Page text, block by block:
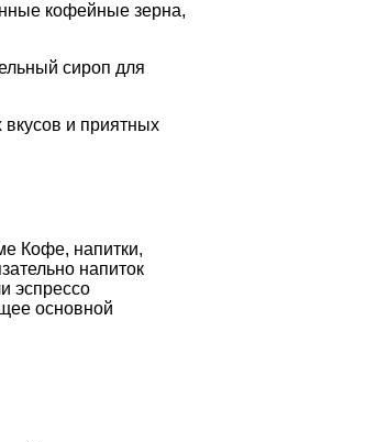
кофейные зерна,
сироп для
и приятных
Кофе, напитки,
напиток
эспрессо
основной